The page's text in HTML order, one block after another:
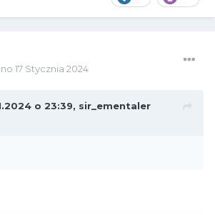
17 Stycznia 2024
o 23:39, sir_ementaler